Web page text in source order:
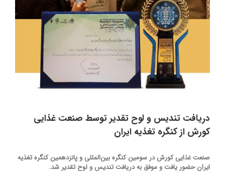
دریافت تندیس و لوح تقدیر توسط صنعت غذایی
کورش از کنگره تغذیه ایران
صنعت غذایی کورش در سومین کنگره بین‌المللی و پانزدهمین کنگره تغذیه
ایران حضور یافت و موفق به دریافت تندیس و لوح تقدیر شد.